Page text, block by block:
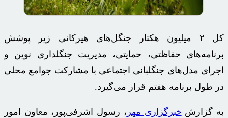
کل ۲ میلیون هکتار جنگل‌های هیرکانی زیر پوشش
برنامه‌های حفاظتی، حمایتی، مدیریت جنگلداری نوین و
اجرای مدل‌های جنگلبانی اجتماعی با مشارکت جوامع محلی
در طول برنامه هفتم قرار می‌گیرد.
به گزارش خبرگزاری مهر ، رسول اشرفی‌پور، معاون امور